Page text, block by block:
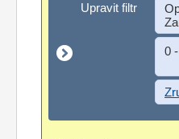
Upravit filtr
Upravit filtr
0